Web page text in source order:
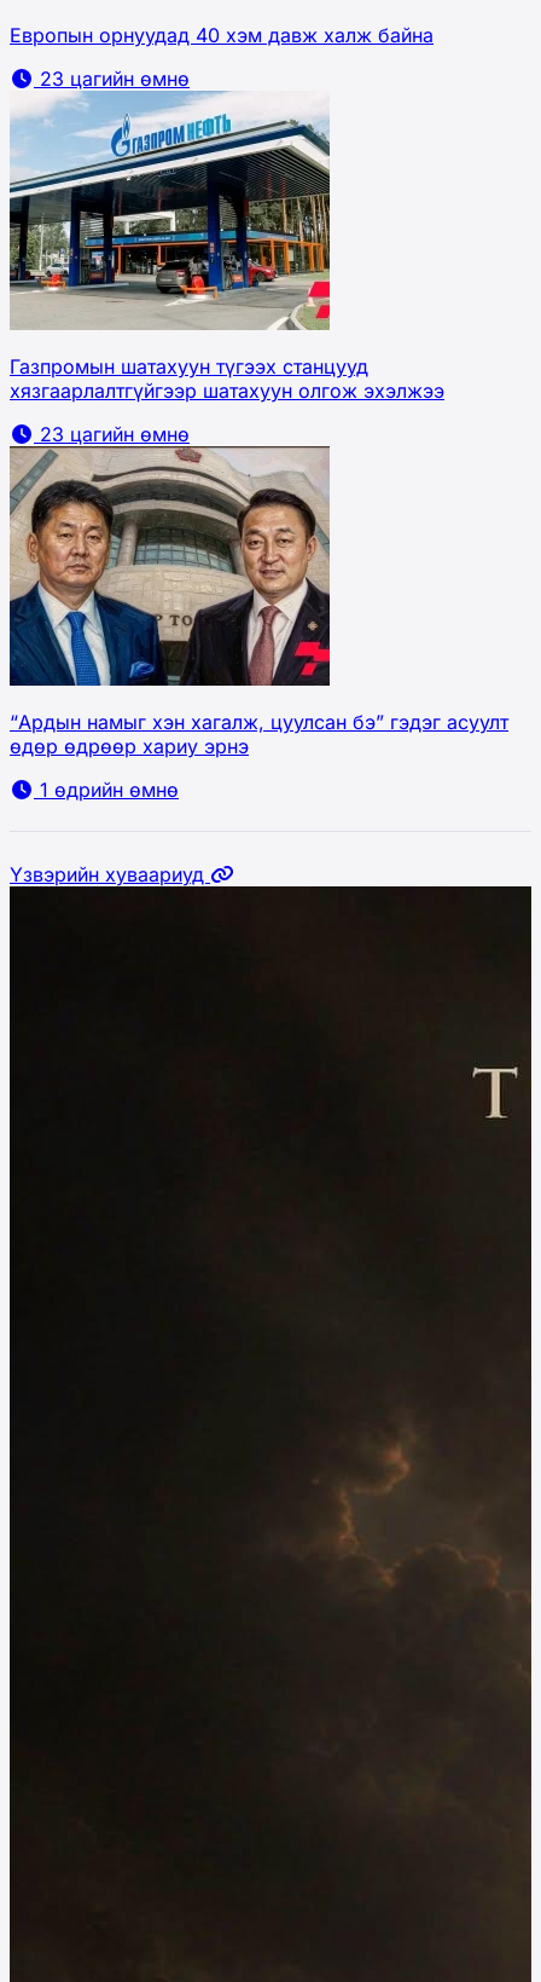
Европын орнуудад 40 хэм давж халж байна
23 цагийн өмнө
Газпромын шатахуун түгээх станцууд
хязгаарлалтгүйгээр шатахуун олгож эхэлжээ
23 цагийн өмнө
“Ардын намыг хэн хагалж, цуулсан бэ” гэдэг асуулт
өдөр өдрөөр хариу эрнэ
1 өдрийн өмнө
Үзвэрийн хуваариуд